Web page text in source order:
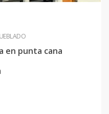
en punta cana